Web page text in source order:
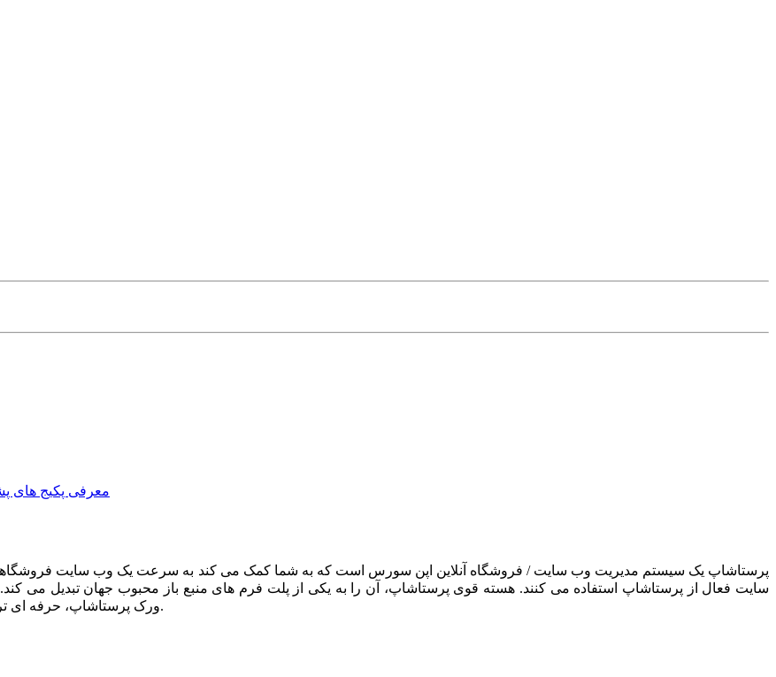
معرفی پکیج های
سایت فعال از پرستاشاپ استفاده می کنند. هسته قوی پرستاشاپ، آن را به یکی از پلت فرم های منبع باز محبوب جهان تبدیل می کند.
ورک پرستاشاپ، حرفه ای ترین وب سایت های روز جهان را برای شما طراحی می کنیم.